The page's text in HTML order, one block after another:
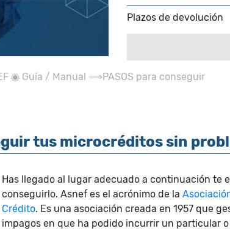
Plazos de devolución
◉ Guía / Manual ⟹PASOS para conseguir
tus microcréditos sin
Has llegado al lugar adecuado a continuación te
conseguirlo. Asnef es el acrónimo de la
Crédito. Es una asociación creada en 1957 que
impagos en que ha podido incurrir un particular